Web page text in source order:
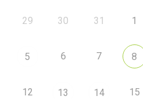
29 30 31 1
5 6 7 8
12 13 14 15